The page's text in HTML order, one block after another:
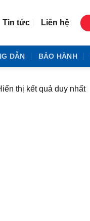
Tin tức Liên hệ
DẪN BẢO HÀNH
thị kết quả duy nhất